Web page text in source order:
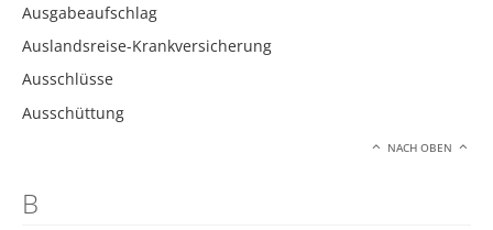
Ausgabeaufschlag
Auslandsreise-Krankversicherung
Ausschlüsse
Ausschüttung
NACH OBEN
B